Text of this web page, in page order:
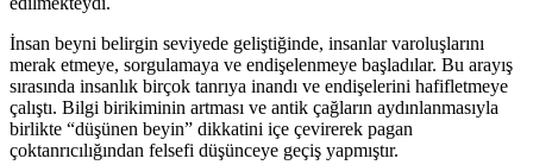
İnsan beyni belirgin seviyede geliştiğinde, insanlar varoluşlarını
merak etmeye, sorgulamaya ve endişelenmeye başladılar. Bu arayış
sırasında insanlık birçok tanrıya inandı ve endişelerini hafifletmeye
çalıştı. Bilgi birikiminin artması ve antik çağların aydınlanmasıyla
birlikte “düşünen beyin” dikkatini içe çevirerek pagan
çoktanrıcılığından felsefi düşünceye geçiş yapmıştır.